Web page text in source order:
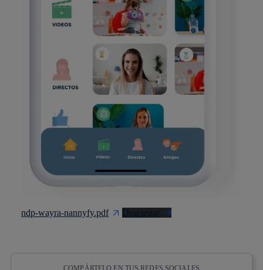
ndp-wayra-nannyfy.pdf Descargar
COMPÁRTELO EN TUS REDES SOCIALES